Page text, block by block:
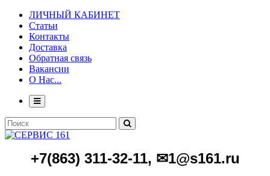
ЛИЧНЫЙ КАБИНЕТ
Статьи
Контакты
Доставка
Обратная связь
Вакансии
О Нас...
+7(863) 311-32-11, ✉1@s161.ru